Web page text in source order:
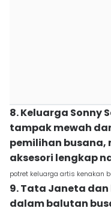
8. Keluarga Sonny
tampak mewah
pemilihan busana,
aksesori lengkap
potret keluarga artis kenakan
9. Tata Janeta
dalam balutan